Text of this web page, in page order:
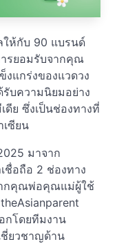
ให้กับ 90 แบรนด์
รยอมรับจากคุณ
แกร่งของแวดวง
บความนิยมอย่าง
ดีย ซึ่งเป็นช่องทางที่
ซียน
มาจาก
ชื่อถือ 2 ช่องทาง
กคุณพ่อคุณแม่ผู้ใช้
กโดยทีมงาน
ชี่ยวชาญด้าน